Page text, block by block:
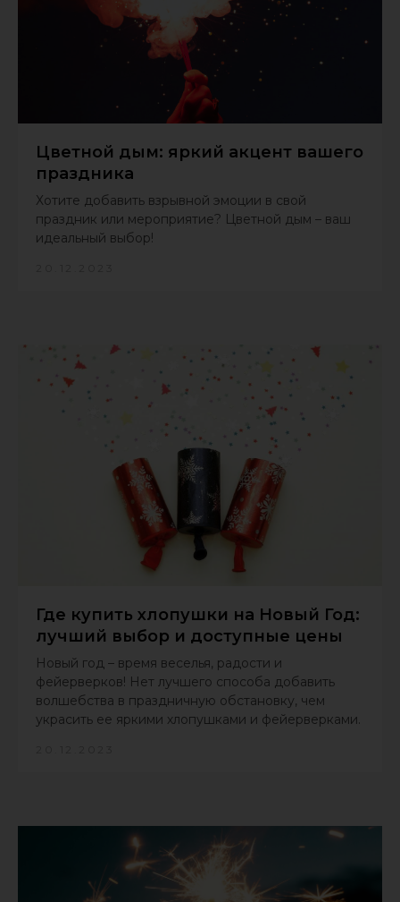
Цветной дым: яркий акцент вашего
праздника
Хотите добавить взрывной эмоции в свой
праздник или мероприятие? Цветной дым – ваш
идеальный выбор!
Где купить хлопушки на Новый Год:
лучший выбор и доступные цены
Новый год – время веселья, радости и
фейерверков! Нет лучшего способа добавить
волшебства в праздничную обстановку, чем
украсить ее яркими хлопушками и фейерверками.